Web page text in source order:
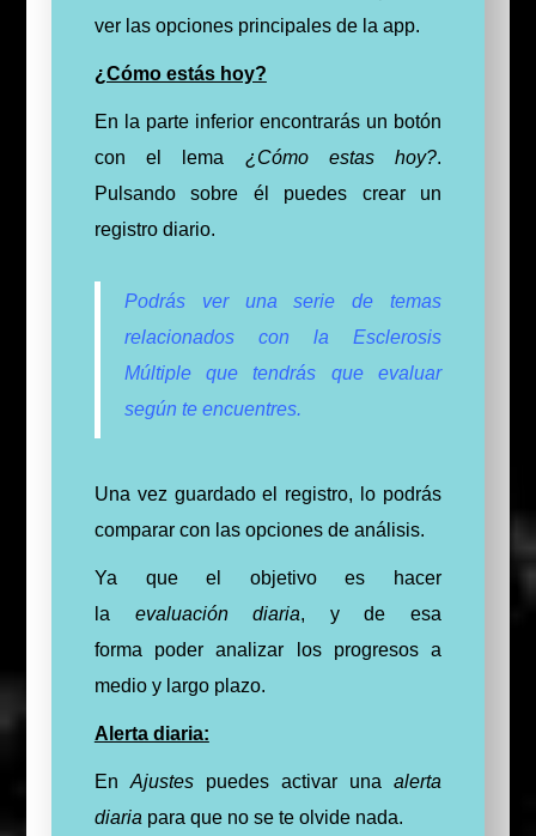
ver las opciones principales de la app.
¿Cómo estás hoy?
En la parte inferior encontrarás un botón
con el lema ¿Cómo estas hoy?.
Pulsando sobre él puedes crear un
registro diario.
Podrás ver una serie de temas
relacionados con la Esclerosis
Múltiple que tendrás que evaluar
según te encuentres.
Una vez guardado el registro, lo podrás
comparar con las opciones de análisis.
Ya que el objetivo es hacer
la evaluación diaria, y de esa
forma poder analizar los progresos a
medio y largo plazo.
Alerta diaria:
En Ajustespuedes activar unaalerta
diaria para que no se te olvide nada.